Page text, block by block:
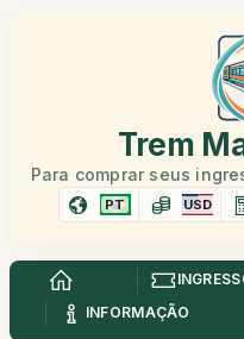
Trem
Para comprar seus
PT USD
INFORMAÇÃO